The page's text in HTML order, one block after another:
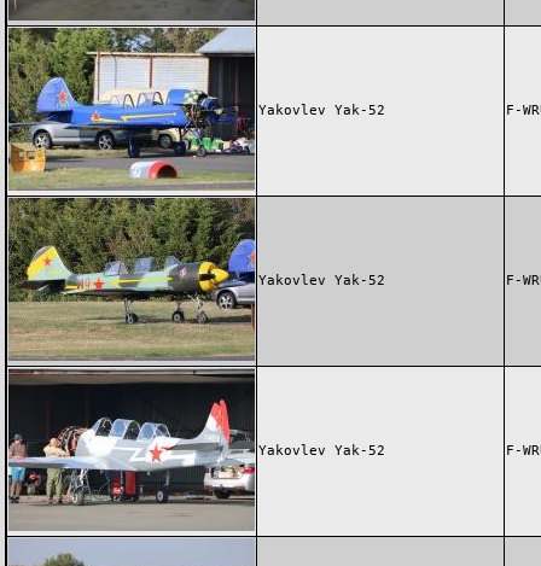
Yakovlev Yak-52 F-
Yakovlev Yak-52 F-
Yakovlev Yak-52 F-